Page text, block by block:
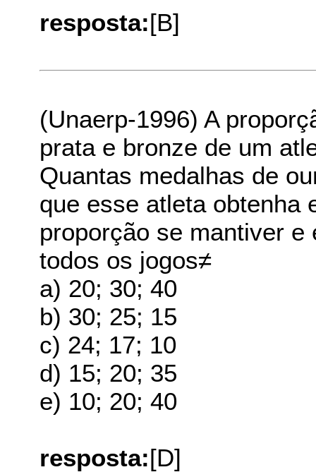
resposta:[B]
(Unaerp-1996) A
prata e bronze de um
Quantas medalhas de
que esse atleta obtenha
proporção se mantiver
todos os jogos≠
a) 20; 30; 40
b) 30; 25; 15
c) 24; 17; 10
d) 15; 20; 35
e) 10; 20; 40
resposta:[D]